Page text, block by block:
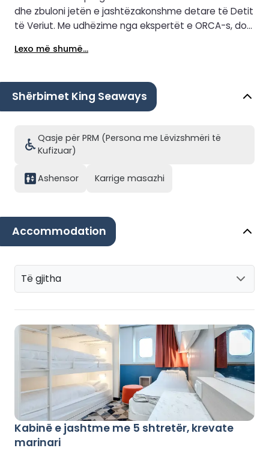
dhe zbuloni jetën e jashtëzakonshme detare të Detit
të Veriut. Me udhëzime nga ekspertët e ORCA-s, do
minke, delfinët hundëshishe dhe të tjerë, ndërsa
ato. Është një mundësi unike për të thelluar kuptimin
tuaj për oqeanin dhe për të festuar jetën e egër që e
bën çdo udhëtim të paharrueshëm.
Lexo më shumë...
Shërbimet King Seaways
Qasje për PRM (Persona me Lëvizshmëri të
Kufizuar)
Ashensor Karrige masazhi
Accommodation
Të gjitha
Kabinë e jashtme me 5 shtretër, krevate
marinari